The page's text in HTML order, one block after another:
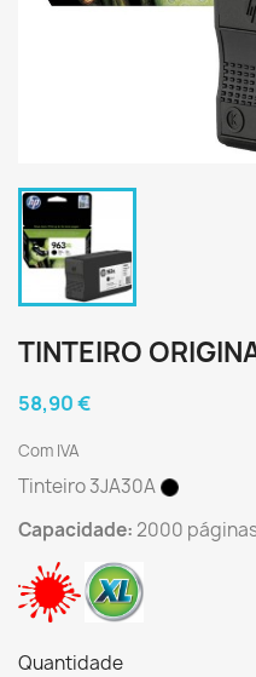
TINTEIRO
58,90 €
Com IVA
Tinteiro 3JA30A
Capacidade:2000
Quantidade